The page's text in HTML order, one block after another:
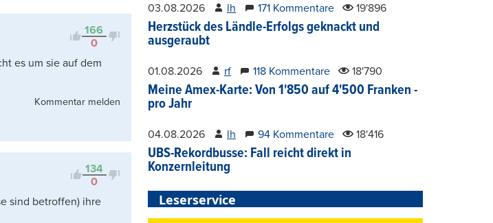
Kontrovers
166
0
es um sie auf dem
Kommentar melden
134
0
sind betroffen) ihre
03.08.2026 lh 171 Kommentare 19'896
Herzstück des Ländle-Erfolgs geknackt und
ausgeraubt
01.08.2026 rf 118 Kommentare 18'790
Meine Amex-Karte: Von 1'850 auf 4'500 Franken -
pro Jahr
04.08.2026 lh 94 Kommentare 18'416
UBS-Rekordbusse: Fall reicht direkt in
Konzernleitung
Leserservice